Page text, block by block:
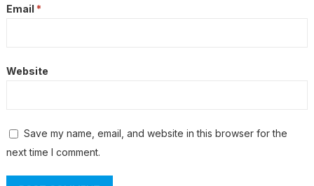
Email *
Website
Save my name, email, and website in this browser for the
next time I comment.